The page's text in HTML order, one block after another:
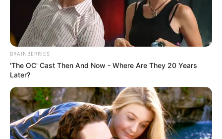
Weitere Informationen über die Sächsische
Schweiz im Internet:
BRAINBERRIES
'The OC' Cast Then And Now - Where Are They 20 Years
Later?